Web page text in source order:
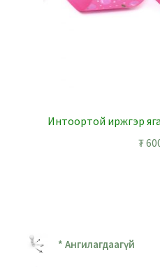
Интоортой иржгэр
₮
* Ангилагдаагүй